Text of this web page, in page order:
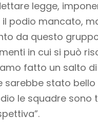
legge,
il podio mancato,
da questo
in cui si può
fatto un salto
sarebbe stato
le squadre